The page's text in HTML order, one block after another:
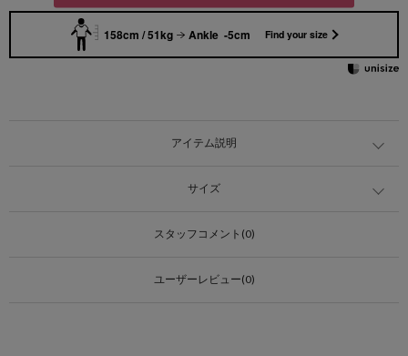
158cm / 51kg Ankle -5cm Find your size
アイテム説明
サイズ
スタッフコメント(0)
ユーザーレビュー(0)